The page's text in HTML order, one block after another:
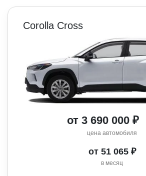
Corolla Cross
от 3 690 000 ₽
цена автомобиля
от 51 065 ₽
в месяц